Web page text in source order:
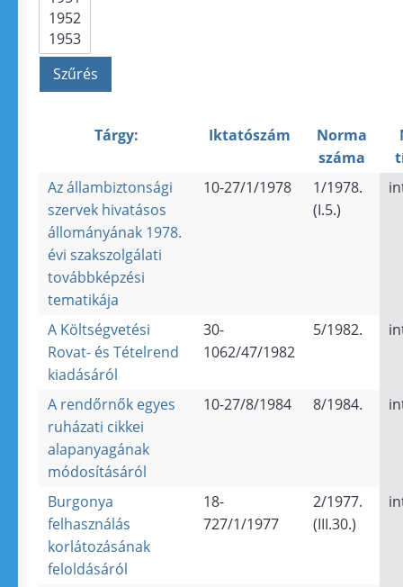
Tárgy: Iktatószám
Norma
száma
Az állambiztonsági
szervek hivatásos
állományának 1978.
évi szakszolgálati
továbbképzési
tematikája
10-27/1/1978
1/1978.
(I.5.)
A Költségvetési
Rovat- és Tételrend
kiadásáról
30-
1062/47/1982
5/1982.
A rendőrnők egyes
ruházati cikkei
alapanyagának
módosításáról
10-27/8/1984 8/1984.
Burgonya
felhasználás
korlátozásának
feloldásáról
18-
727/1/1977
2/1977.
(III.30.)